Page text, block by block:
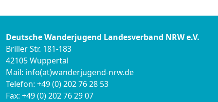
Deutsche Wanderjugend Landesverband NRW e.V.
Briller Str. 181-183
42105 Wuppertal
Mail: info(at)wanderjugend-nrw.de
Telefon: +49 (0) 202 76 28 53
Fax: +49 (0) 202 76 29 07